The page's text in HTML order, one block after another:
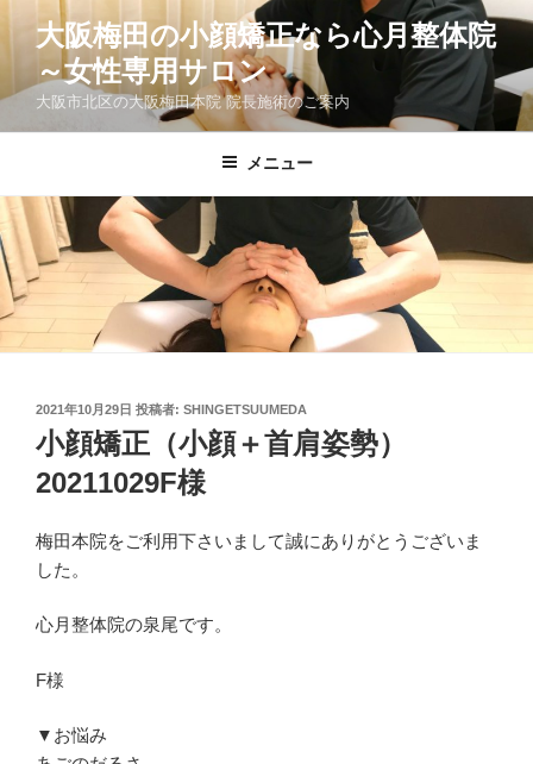
ン
キ
ッ
プ
大阪梅田の小顔矯正なら心月整体院
～女性専用サロン
大阪市北区の大阪梅田本院 院長施術のご案内
メニュー
投
日:
2021年10月29日 投稿者: SHINGETSUUMEDA
小顔矯正（小顔＋首肩姿勢）
20211029F様
梅田本院をご利用下さいまして誠にありがとうございま
した。
心月整体院の泉尾です。
F様
▼お悩み